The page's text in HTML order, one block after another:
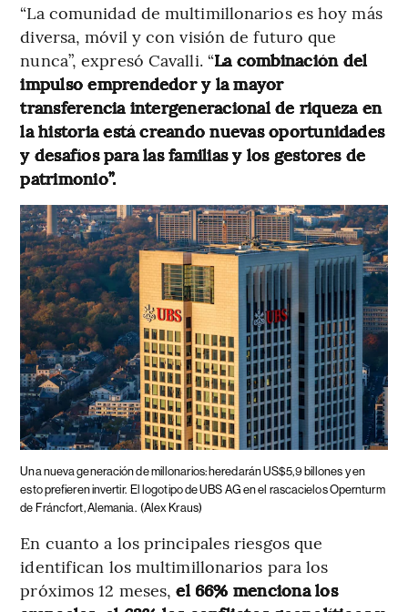
“La comunidad de multimillonarios es hoy más
diversa, móvil y con visión de futuro que
nunca”, expresó Cavalli. “La combinación del
impulso emprendedor y la mayor
transferencia intergeneracional de riqueza en
la historia está creando nuevas oportunidades
y desafíos para las familias y los gestores de
patrimonio”.
Una nueva generación de millonarios: heredarán US$5,9 billones y en
esto prefieren invertir. El logotipo de UBS AG en el rascacielos Opernturm
de Fráncfort, Alemania. (Alex Kraus)
En cuanto a los principales riesgos que
identifican los multimillonarios para los
próximos 12 meses,el 66% menciona los